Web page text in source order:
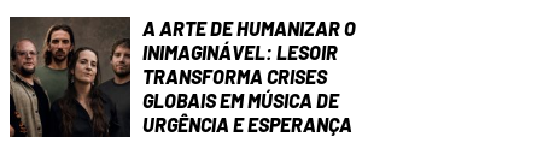
A ARTE DE HUMANIZAR O
INIMAGINÁVEL: LESOIR
TRANSFORMA CRISES
GLOBAIS EM MÚSICA DE
URGÊNCIA E ESPERANÇA